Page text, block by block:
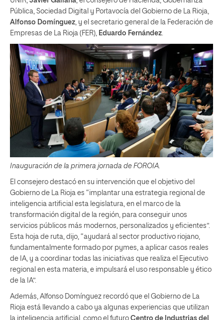
Pública, Sociedad Digital y Portavocía del Gobierno de La Rioja,
Alfonso Domínguez, y el secretario general de la Federación de
Empresas de La Rioja (FER), Eduardo Fernández.
Inauguración de la primera jornada de FOROIA.
El consejero destacó en su intervención que el objetivo del
Gobierno de La Rioja es “implantar una estrategia regional de
inteligencia artificial esta legislatura, en el marco de la
transformación digital de la región, para conseguir unos
servicios públicos más modernos, personalizados y eficientes”.
Esta hoja de ruta, dijo, “ayudará al sector productivo riojano,
fundamentalmente formado por pymes, a aplicar casos reales
de IA, y a coordinar todas las iniciativas que realiza el Ejecutivo
regional en esta materia, e impulsará el uso responsable y ético
de la IA”.
Además, Alfonso Domínguez recordó que el Gobierno de La
Rioja está llevando a cabo ya algunas experiencias que utilizan
la inteligencia artificial, como el futuro Centro de Industrias del